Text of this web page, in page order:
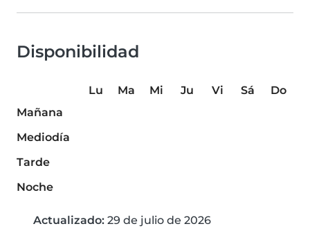
Disponibilidad
Lu Ma Mi Ju Vi Sá
Do
Mañana
Mediodía
Tarde
Noche
Actualizado: 29 de julio de 2026